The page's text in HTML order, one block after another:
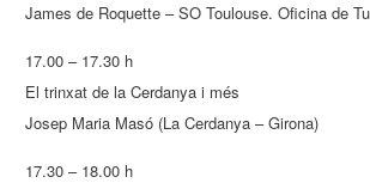
James de Roquette – SO Toulouse. Oficina de
17.00 – 17.30 h
El trinxat de la Cerdanya i més
Josep Maria Masó (La Cerdanya – Girona)
17.30 – 18.00 h